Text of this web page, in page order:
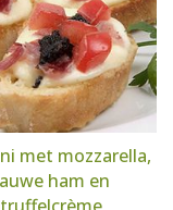
met mozzarella,
ham en